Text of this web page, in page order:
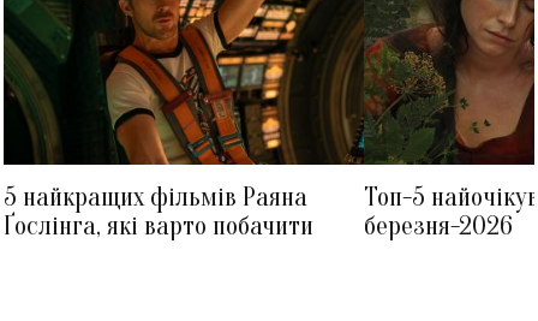
5 найкращих фільмів Раяна
Ґослінга, які варто побачити
Топ-5
березня-2026